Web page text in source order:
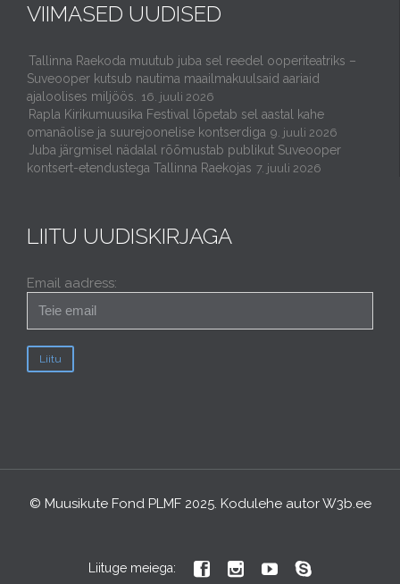
VIIMASED UUDISED
Tallinna Raekoda muutub juba sel reedel ooperiteatriks –
Suveooper kutsub nautima maailmakuulsaid aariaid
ajaloolises miljöös.
16. juuli 2026
Rapla Kirikumuusika Festival lõpetab sel aastal kahe
omanäolise ja suurejoonelise kontserdiga 9. juuli 2026
Juba järgmisel nädalal rõõmustab publikut Suveooper
kontsert-etendustega Tallinna Raekojas 7. juuli 2026
LIITU UUDISKIRJAGA
Email aadress:
© Muusikute Fond PLMF 2025. Kodulehe autorW3b.ee
Liituge meiega:    